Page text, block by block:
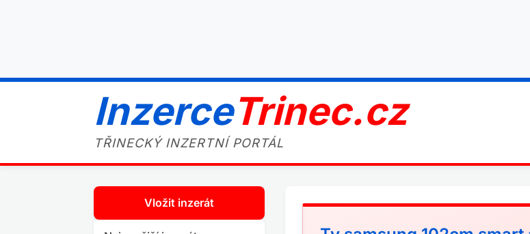
InzerceTrinec.cz
TŘINECKÝ INZERTNÍ PORTÁL
Vložit inzerát